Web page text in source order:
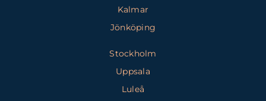
Kalmar
Jönköping
Stockholm
Uppsala
Luleå